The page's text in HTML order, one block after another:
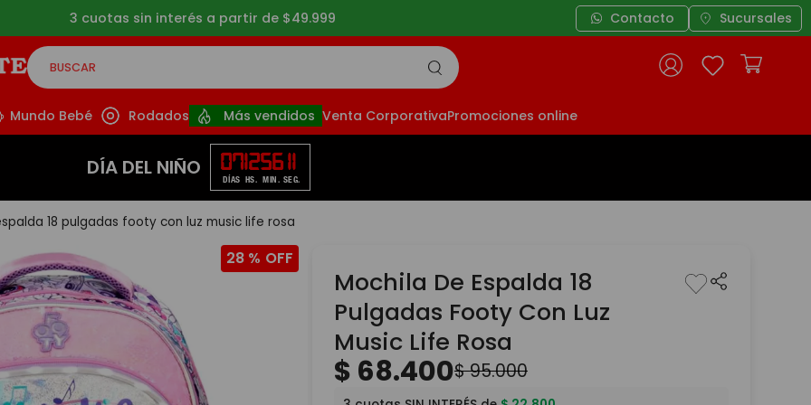
3 cuotas sin interés a partir de $49.999 Contacto Sucursales
BUSCAR
Mundo Bebé Rodados Más vendidos Venta CorporativaPromociones online
DÍA DEL NIÑO 07
DÍAS
12
HS.
56
MIN.
10
SEG.
18 pulgadas footy con luz music life rosa
28 %
Mochila De Espalda 18
Pulgadas Footy Con Luz
Music Life Rosa
$ 68.400$95.000